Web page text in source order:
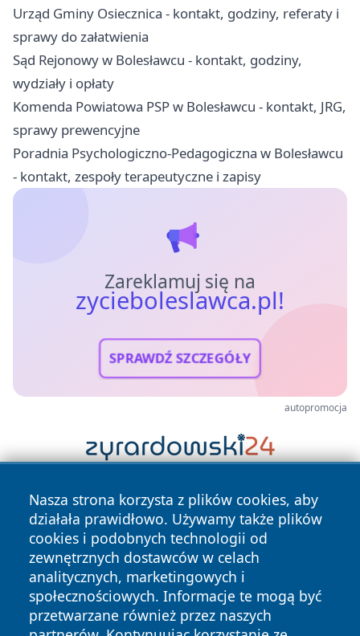
Urząd Gminy Osiecznica - kontakt, godziny, referaty i
sprawy do załatwienia
Sąd Rejonowy w Bolesławcu - kontakt, godziny,
wydziały i opłaty
Komenda Powiatowa PSP w Bolesławcu - kontakt, JRG,
sprawy prewencyjne
Poradnia Psychologiczno-Pedagogiczna w Bolesławcu
- kontakt, zespoły terapeutyczne i zapisy
Zareklamuj się na
zycieboleslawca.pl!
SPRAWDŹ SZCZEGÓŁY
autopromocja
Nasza strona korzysta z plików cookies, aby
działała prawidłowo. Używamy także plików
cookies i podobnych technologii od
zewnętrznych dostawców w celach
analitycznych, marketingowych i
społecznościowych. Informacje te mogą być
przetwarzane również przez naszych
Copyright © 2026 zycieboleslawca.pl Wszystkie prawa
zastrzeżone.